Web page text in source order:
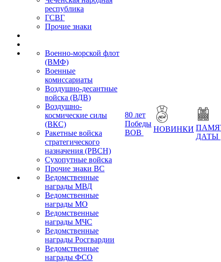
республика
ГСВГ
Прочие знаки
Военно-морской флот
(ВМФ)
Военные
комиссариаты
Воздушно-десантные
войска (ВДВ)
Воздушно-
космические силы
(ВКС)
Ракетные войска
стратегического
назначения (РВСН)
Сухопутные войска
Прочие знаки ВС
Ведомственные
награды МВД
Ведомственные
награды МО
Ведомственные
награды МЧС
Ведомственные
награды Росгвардии
Ведомственные
награды ФСО
80 лет
Победы
ВОВ
НОВИНКИ
ДАТЫ